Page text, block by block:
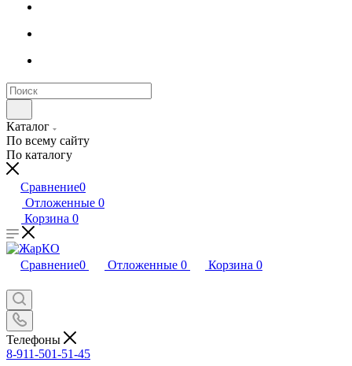
Каталог
По всему сайту
По каталогу
Сравнение0
Отложенные 0
Корзина 0
Сравнение0 Отложенные 0 Корзина 0
Телефоны
8-911-501-51-45